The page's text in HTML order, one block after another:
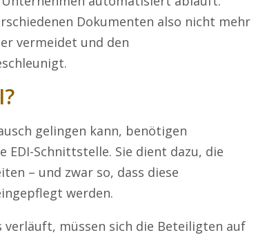
Dokumenten also nicht mehr
vermeidet und den
gelingen kann, benötigen
EDI-Schnittstelle. Sie dient dazu, die
– und zwar so, dass diese
werden.
verläuft, müssen sich die Beteiligten auf